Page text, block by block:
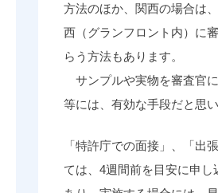
方法のほか、関西の場合は
西（グランフロント内）に
らう方法もあります。
サンプルや実物を審査官
等には、有効な手段だと思い
「特許庁での面接」、「出
ては、4週間前を目安に申し